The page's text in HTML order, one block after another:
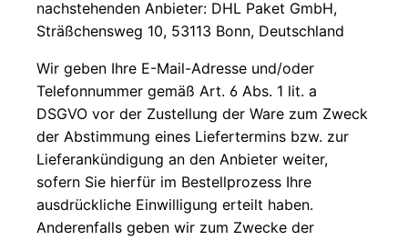
nachstehenden Anbieter: DHL Paket GmbH,
Sträßchensweg 10, 53113 Bonn, Deutschland
Wir geben Ihre E-Mail-Adresse und/oder
Telefonnummer gemäß Art. 6 Abs. 1 lit. a
DSGVO vor der Zustellung der Ware zum Zweck
der Abstimmung eines Liefertermins bzw. zur
Lieferankündigung an den Anbieter weiter,
sofern Sie hierfür im Bestellprozess Ihre
ausdrückliche Einwilligung erteilt haben.
Anderenfalls geben wir zum Zwecke der